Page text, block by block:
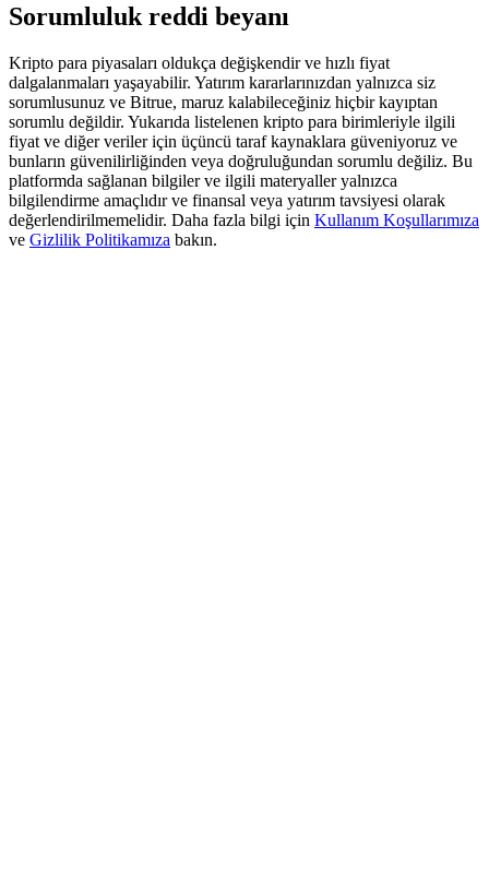
Precious Metals Trading Carnival
USDT New User Exclusive 10% APR
USDT Flexible Staking | Daily Rewards
Sorumluluk reddi beyanı
Kripto para piyasaları oldukça değişkendir ve hızlı fiyat
dalgalanmaları yaşayabilir. Yatırım kararlarınızdan yalnızca siz
sorumlusunuz ve Bitrue, maruz kalabileceğiniz hiçbir kayıptan
sorumlu değildir. Yukarıda listelenen kripto para birimleriyle ilgili
fiyat ve diğer veriler için üçüncü taraf kaynaklara güveniyoruz ve
bunların güvenilirliğinden veya doğruluğundan sorumlu değiliz. Bu
platformda sağlanan bilgiler ve ilgili materyaller yalnızca
bilgilendirme amaçlıdır ve finansal veya yatırım tavsiyesi olarak
değerlendirilmemelidir. Daha fazla bilgi için Kullanım Koşullarımıza
ve Gizlilik Politikamıza bakın.